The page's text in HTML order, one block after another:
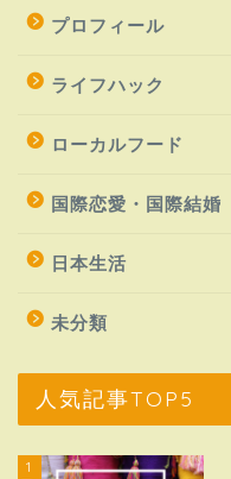
プロフィール
ライフハック
ローカルフード
国際恋愛・国際結婚
日本生活
未分類
人気記事TOP5
1